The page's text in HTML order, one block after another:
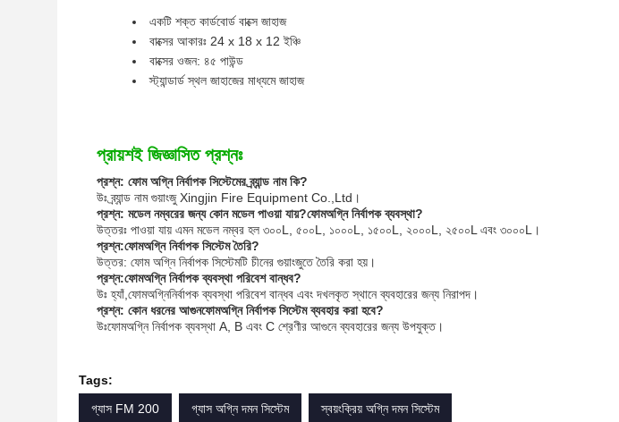
একটি শক্ত কার্ডবোর্ড বাক্সে জাহাজ
বাক্সের আকারঃ 24 x 18 x 12 ইঞ্চি
বাক্সের ওজন: ৪৫ পাউন্ড
স্ট্যান্ডার্ড স্থল জাহাজের মাধ্যমে জাহাজ
প্রায়শই জিজ্ঞাসিত প্রশ্নঃ
প্রশ্ন: ফোম অগ্নি নির্বাপক সিস্টেমের ব্র্যান্ড নাম কি?
উঃ ব্র্যান্ড নাম গুয়াংজু Xingjin Fire Equipment Co.,Ltd।
প্রশ্ন: মডেল নম্বরের জন্য কোন মডেল পাওয়া যায়?ফোমঅগ্নি নির্বাপক ব্যবস্থা?
উত্তরঃ পাওয়া যায় এমন মডেল নম্বর হল ৩০০L, ৫০০L, ১০০০L, ১৫০০L, ২০০০L, ২৫০০L এবং ৩০০০L।
প্রশ্ন:ফোমঅগ্নি নির্বাপক সিস্টেম তৈরি?
উত্তর: ফোম অগ্নি নির্বাপক সিস্টেমটি চীনের গুয়াংজুতে তৈরি করা হয়।
প্রশ্ন:ফোমঅগ্নি নির্বাপক ব্যবস্থা পরিবেশ বান্ধব?
উঃ হ্যাঁ, ফোমঅগ্নিনির্বাপক ব্যবস্থা পরিবেশ বান্ধব এবং দখলকৃত স্থানে ব্যবহারের জন্য নিরাপদ।
প্রশ্ন: কোন ধরনের আগুনফোমঅগ্নি নির্বাপক সিস্টেম ব্যবহার করা হবে?
উঃফোমঅগ্নি নির্বাপক ব্যবস্থা A, B এবং C শ্রেণীর আগুনে ব্যবহারের জন্য উপযুক্ত।
Tags:
গ্যাস FM 200
গ্যাস অগ্নি দমন সিস্টেম স্বয়ংক্রিয় অগ্নি দমন সিস্টেম